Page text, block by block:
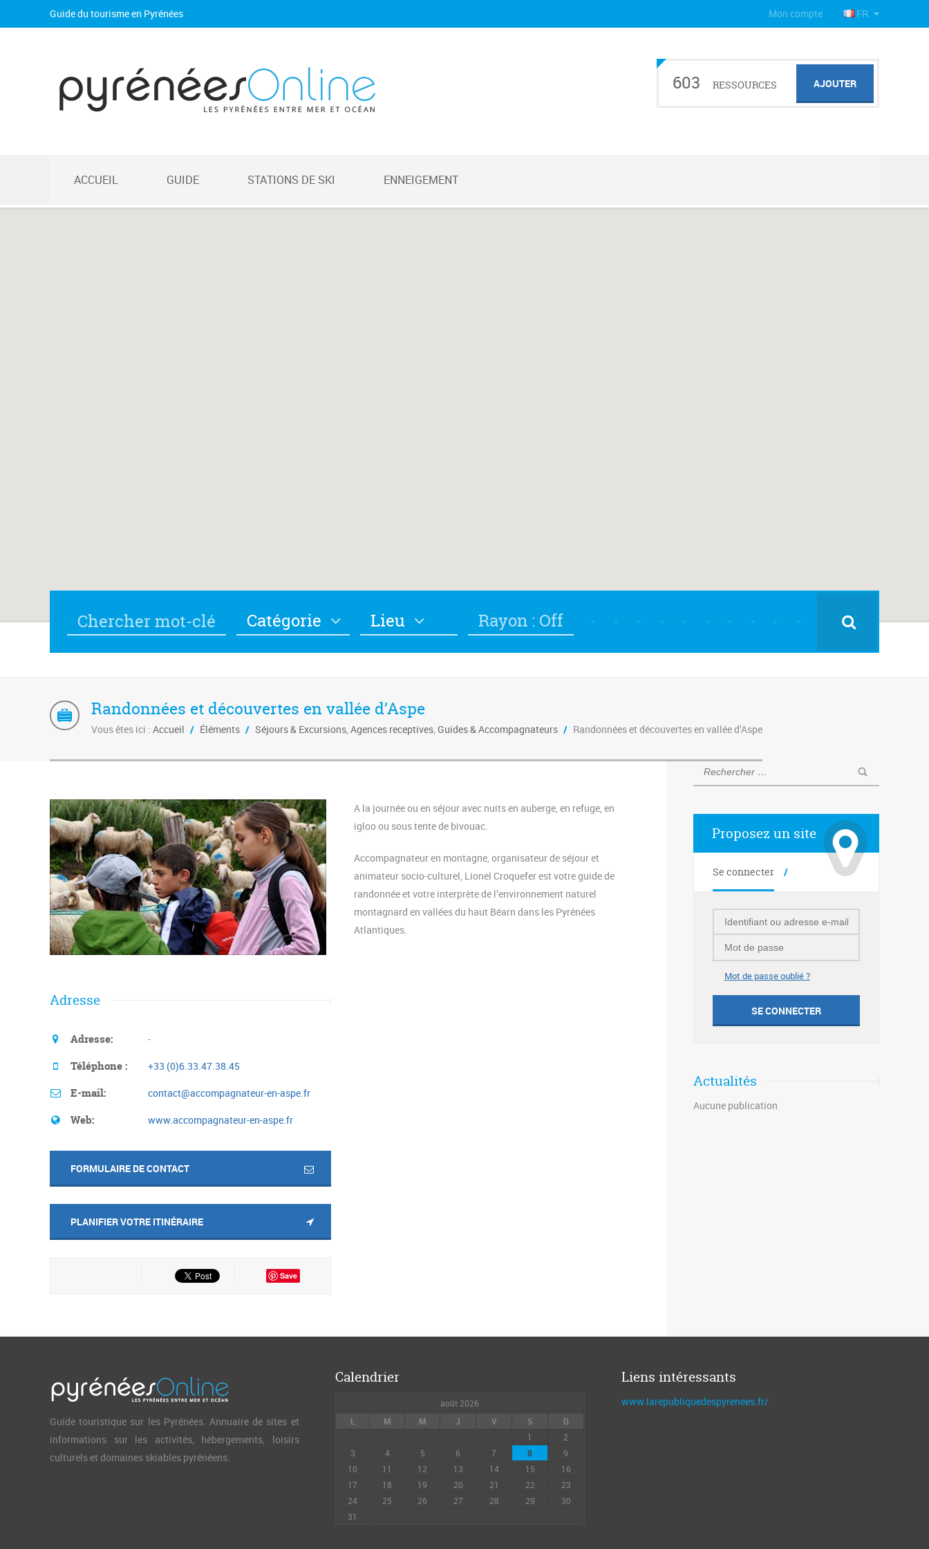
Guide du tourisme en Pyrénées FR
Mon compte
603 RESSOURCES AJOUTER
ACCUEIL GUIDE STATIONS DE SKI ENNEIGEMENT
Catégorie Lieu Rayon : Off
Randonnées et découvertes en vallée d’Aspe
Vous êtes ici : Accueil / Éléments / Séjours & Excursions, Agences receptives, Guides & Accompagnateurs / Randonnées et découvertes en vallée d’Aspe
A la journée ou en séjour avec nuits en auberge, en refuge, en
igloo ou sous tente de bivouac.
Accompagnateur en montagne, organisateur de séjour et
animateur socio-culturel, Lionel Croquefer est votre guide de
randonnée et votre interprète de l’environnement naturel
montagnard en vallées du haut Béarn dans les Pyrénées
Atlantiques.
Adresse
Adresse: -
Téléphone : +33 (0)6.33.47.38.45
E-mail: contact@accompagnateur-en-aspe.fr
Web: www.accompagnateur-en-aspe.fr
FORMULAIRE DE CONTACT
PLANIFIER VOTRE ITINÉRAIRE
Save
Proposez un site
Se connecter
Mot de passe oublié ?
Actualités
Aucune publication
Guide touristique sur les Pyrénées. Annuaire de sites et
informations sur les activités, hébergements, loisirs
culturels et domaines skiables pyrénéens.
Calendrier
août 2026
L
M M J V S
D
1
2
3
4 5 6 7 8
9
10
11 12 13 14 15
16
17
18 19 20 21 22
23
24
25 26 27 28 29
30
31
Liens intéressants
www.larepubliquedespyrenees.fr/